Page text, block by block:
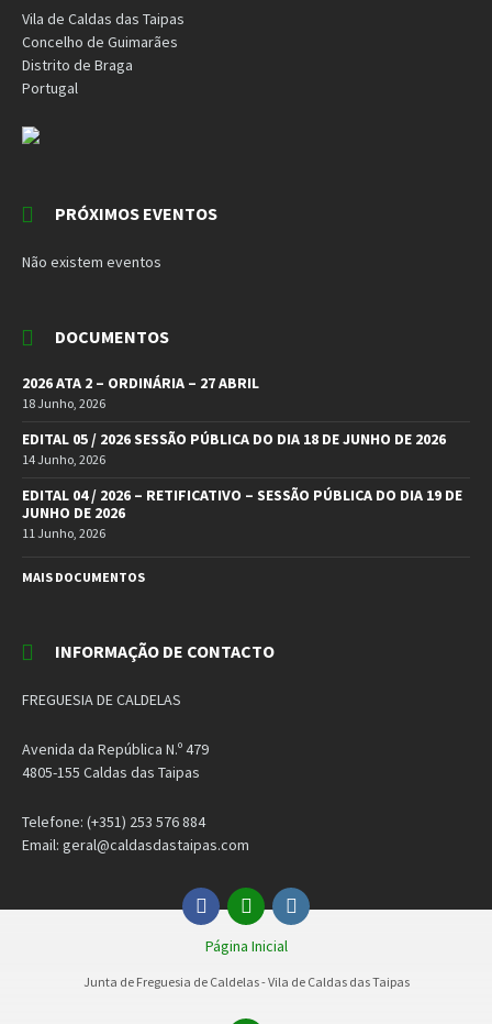
Vila de Caldas das Taipas
Concelho de Guimarães
Distrito de Braga
Portugal
PRÓXIMOS EVENTOS
Não existem eventos
DOCUMENTOS
2026 ATA 2 – ORDINÁRIA – 27 ABRIL
18 Junho, 2026
EDITAL 05 / 2026 SESSÃO PÚBLICA DO DIA 18 DE JUNHO DE 2026
14 Junho, 2026
EDITAL 04 / 2026 – RETIFICATIVO – SESSÃO PÚBLICA DO DIA 19 DE
JUNHO DE 2026
11 Junho, 2026
MAIS DOCUMENTOS
INFORMAÇÃO DE CONTACTO
FREGUESIA DE CALDELAS
Avenida da República N.º 479
4805-155 Caldas das Taipas
Telefone: (+351) 253 576 884
Email: geral@caldasdastaipas.com
Facebook
EmailInstagram
Página Inicial
Junta de Freguesia de Caldelas - Vila de Caldas das Taipas